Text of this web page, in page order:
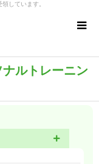
しています。
ナルトレーニン